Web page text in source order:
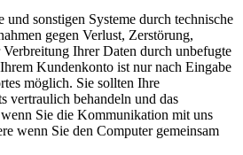
und sonstigen Systeme durch technische
gegen Verlust, Zerstörung,
Ihrer Daten durch unbefugte
Kundenkonto ist nur nach Eingabe
möglich. Sie sollten Ihre
vertraulich behandeln und das
Sie die Kommunikation mit uns
wenn Sie den Computer gemeinsam